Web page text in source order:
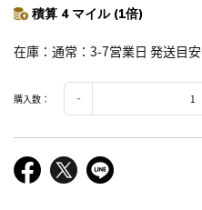
積算 4 マイル (1倍)
在庫 通常：3-7営業日 発送目安
購入数：